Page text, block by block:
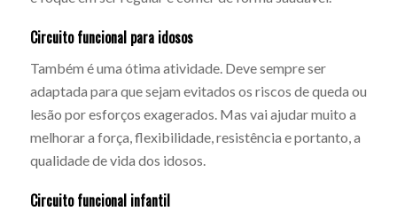
Circuito funcional para idosos
Também é uma ótima atividade. Deve sempre ser
adaptada para que sejam evitados os riscos de queda ou
lesão por esforços exagerados. Mas vai ajudar muito a
melhorar a força, flexibilidade, resistência e portanto, a
qualidade de vida dos idosos.
Circuito funcional infantil